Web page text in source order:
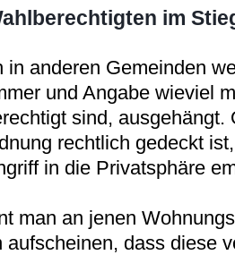
im
in anderen Gemeinden
und Angabe wieviel
sind,
rechtlich gedeckt
in die Privatsphäre
man an jenen
aufscheinen, dass diese